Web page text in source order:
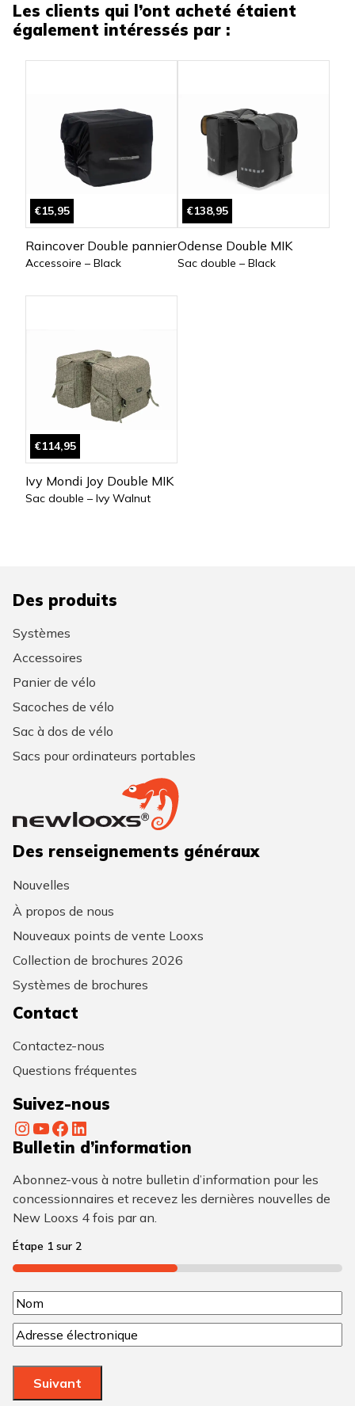
Les clients qui l’ont acheté étaient
également intéressés par :
€15,95
Raincover Double pannier
Accessoire – Black
€138,95
Odense Double MIK
Sac double – Black
€114,95
Ivy Mondi Joy Double MIK
Sac double – Ivy Walnut
Des produits
Systèmes
Accessoires
Panier de vélo
Sacoches de vélo
Sac à dos de vélo
Sacs pour ordinateurs portables
Des renseignements généraux
Nouvelles
À propos de nous
Nouveaux points de vente Looxs
Collection de brochures 2026
Systèmes de brochures
Contact
Contactez-nous
Questions fréquentes
Suivez-nous
InstagramYouTube Facebook LinkedIn
Bulletin d’information
Abonnez-vous à notre bulletin d’information pour les
concessionnaires et recevez les dernières nouvelles de
New Looxs 4 fois par an.
Étape 1 sur 2
50%
N
o
m
N
o
C
o
u
Suivant